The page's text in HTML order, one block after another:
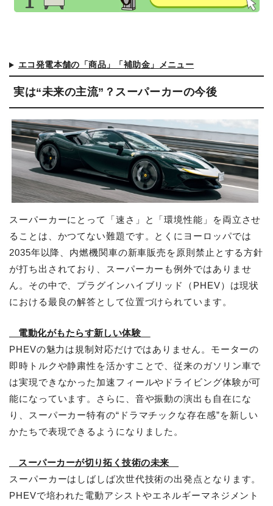
エコ発電本舗の「商品」「補助金」メニュー
実は“未来の主流”？スーパーカーの今後
スーパーカーにとって「速さ」と「環境性能」を両立させ
ることは、かつてない難題です。とくにヨーロッパでは
2035年以降、内燃機関車の新車販売を原則禁止とする方針
が打ち出されており、スーパーカーも例外ではありませ
ん。その中で、プラグインハイブリッド（PHEV）は現状
における最良の解答として位置づけられています。
電動化がもたらす新しい体験
PHEVの魅力は規制対応だけではありません。モーターの
即時トルクや静粛性を活かすことで、従来のガソリン車で
は実現できなかった加速フィールやドライビング体験が可
能になっています。さらに、音や振動の演出も自在にな
り、スーパーカー特有の“ドラマチックな存在感”を新しい
かたちで表現できるようになりました。
スーパーカーが切り拓く技術の未来
スーパーカーはしばしば次世代技術の出発点となります。
PHEVで培われた電動アシストやエネルギーマネジメント